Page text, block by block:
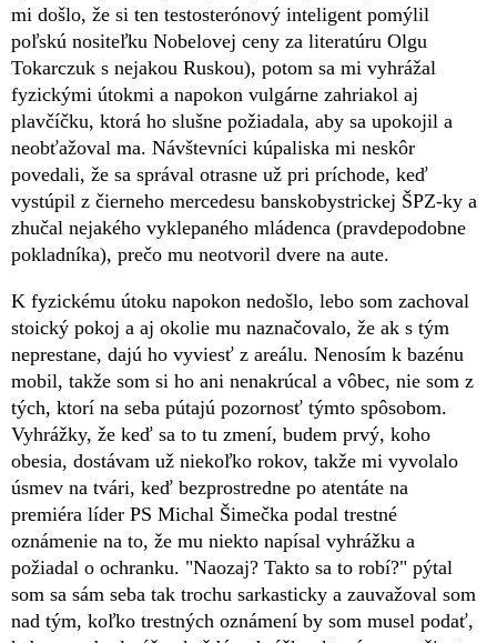
mi došlo, že si ten testosterónový inteligent pomýlil
poľskú nositeľku Nobelovej ceny za literatúru Olgu
Tokarczuk s nejakou Ruskou), potom sa mi vyhrážal
fyzickými útokmi a napokon vulgárne zahriakol aj
plavčíčku, ktorá ho slušne požiadala, aby sa upokojil a
neobťažoval ma. Návštevníci kúpaliska mi neskôr
povedali, že sa správal otrasne už pri príchode, keď
vystúpil z čierneho mercedesu banskobystrickej ŠPZ-ky a
zhučal nejakého vyklepaného mládenca (pravdepodobne
pokladníka), prečo mu neotvoril dvere na aute.
K fyzickému útoku napokon nedošlo, lebo som zachoval
stoický pokoj a aj okolie mu naznačovalo, že ak s tým
neprestane, dajú ho vyviesť z areálu. Nenosím k bazénu
mobil, takže som si ho ani nenakrúcal a vôbec, nie som z
tých, ktorí na seba pútajú pozornosť týmto spôsobom.
Vyhrážky, že keď sa to tu zmení, budem prvý, koho
obesia, dostávam už niekoľko rokov, takže mi vyvolalo
úsmev na tvári, keď bezprostredne po atentáte na
premiéra líder PS Michal Šimečka podal trestné
oznámenie na to, že mu niekto napísal vyhrážku a
požiadal o ochranku. "Naozaj? Takto sa to robí?" pýtal
som sa sám seba tak trochu sarkasticky a zauvažoval som
nad tým, koľko trestných oznámení by som musel podať,